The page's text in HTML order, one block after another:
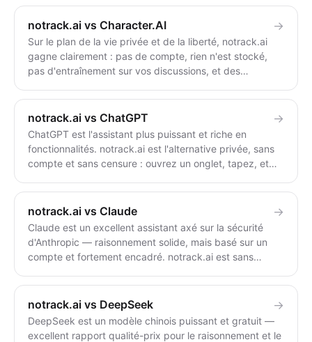
notrack.ai vs Character.AI →
Sur le plan de la vie privée et de la liberté, notrack.ai
gagne clairement : pas de compte, rien n'est stocké,
pas d'entraînement sur vos discussions, et des
jeu de rôle avec des personnalités IA — c'est amusant,
mais basé sur un compte, il stocke vos conversations et
s'entraîne dessus sans réelle option de sortie, derrière
des filtres lourds. Utilisez Character.AI uniquement pour
le jeu de rôle de personnages ; utilisez notrack.ai pour
des conversations anonymes et non filtrées qui ne
notrack.ai vs ChatGPT →
ChatGPT est l'assistant plus puissant et riche en
fonctionnalités. notrack.ai est l'alternative privée, sans
compte et sans censure : ouvrez un onglet, tapez, et
voulez pas vous connecter, être traçés ou subir des
refus ; choisissez ChatGPT si vous avez besoin de son
écosystème, de ses outils et de ses capacités de
raisonnement de pointe.
notrack.ai vs Claude →
Claude est un excellent assistant axé sur la sécurité
d'Anthropic — raisonnement solide, mais basé sur un
compte et fortement encadré. notrack.ai est sans
le raisonnement et la rédaction longs et soignés ;
utilisez notrack.ai pour des réponses privées, non
filtrées et sans compte.
notrack.ai vs DeepSeek →
DeepSeek est un modèle chinois puissant et gratuit —
excellent rapport qualité-prix pour le raisonnement et le